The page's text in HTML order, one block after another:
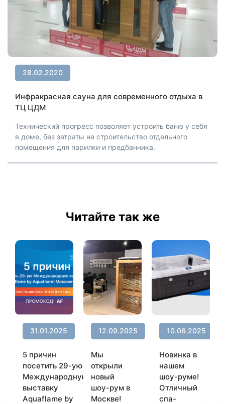
28.02.2020
Инфракрасная сауна для современного отдыха в
ТЦ ЦДМ
Технический прогресс позволяет устроить баню у себя
в доме, без затраты на строительство отдельного
помещения для парилки и предбанника.
Читайте так же
31.01.2025
5 причин
посетить 29-ую
Международную
выставку
Aquaflame by
12.09.2025
Мы
открыли
новый
шоу-рум в
Москве!
10.06.2025
Новинка в
нашем
шоу-руме!
Отличный
спа-